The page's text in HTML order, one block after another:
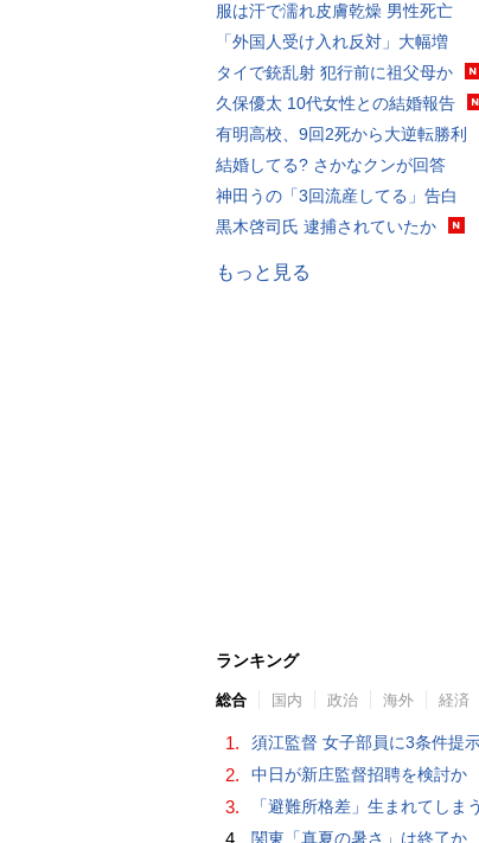
服は汗で濡れ皮膚乾燥 男性死亡
「外国人受け入れ反対」大幅増
タイで銃乱射 犯行前に祖父母か
久保優太 10代女性との結婚報告
有明高校、9回2死から大逆転勝利
結婚してる? さかなクンが回答
神田うの「3回流産してる」告白
黒木啓司氏 逮捕されていたか
もっと見る
ランキング
総合 国内 政治 海外 経済
1. 須江監督 女子部員に3条件提
2. 中日が新庄監督招聘を検討か
3. 「避難所格差」生まれてしま
4. 関東「真夏の暑さ」は終了か